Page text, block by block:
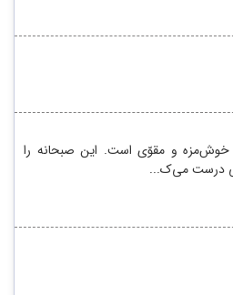
خوش‌مزه و مقوّی است. این صبحانه را
درست می‌ک...